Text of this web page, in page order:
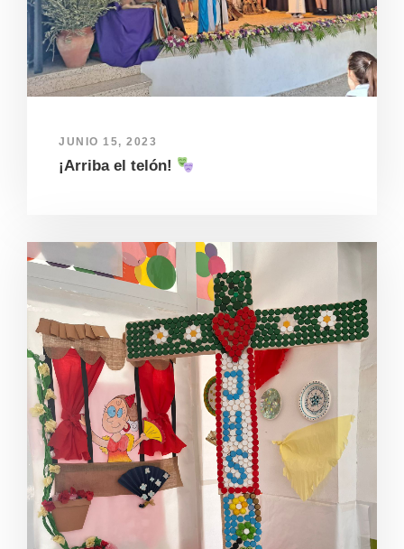
JUNIO 15, 2023
¡Arriba el telón!